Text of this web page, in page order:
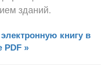
зданий.
книгу в
PDF »